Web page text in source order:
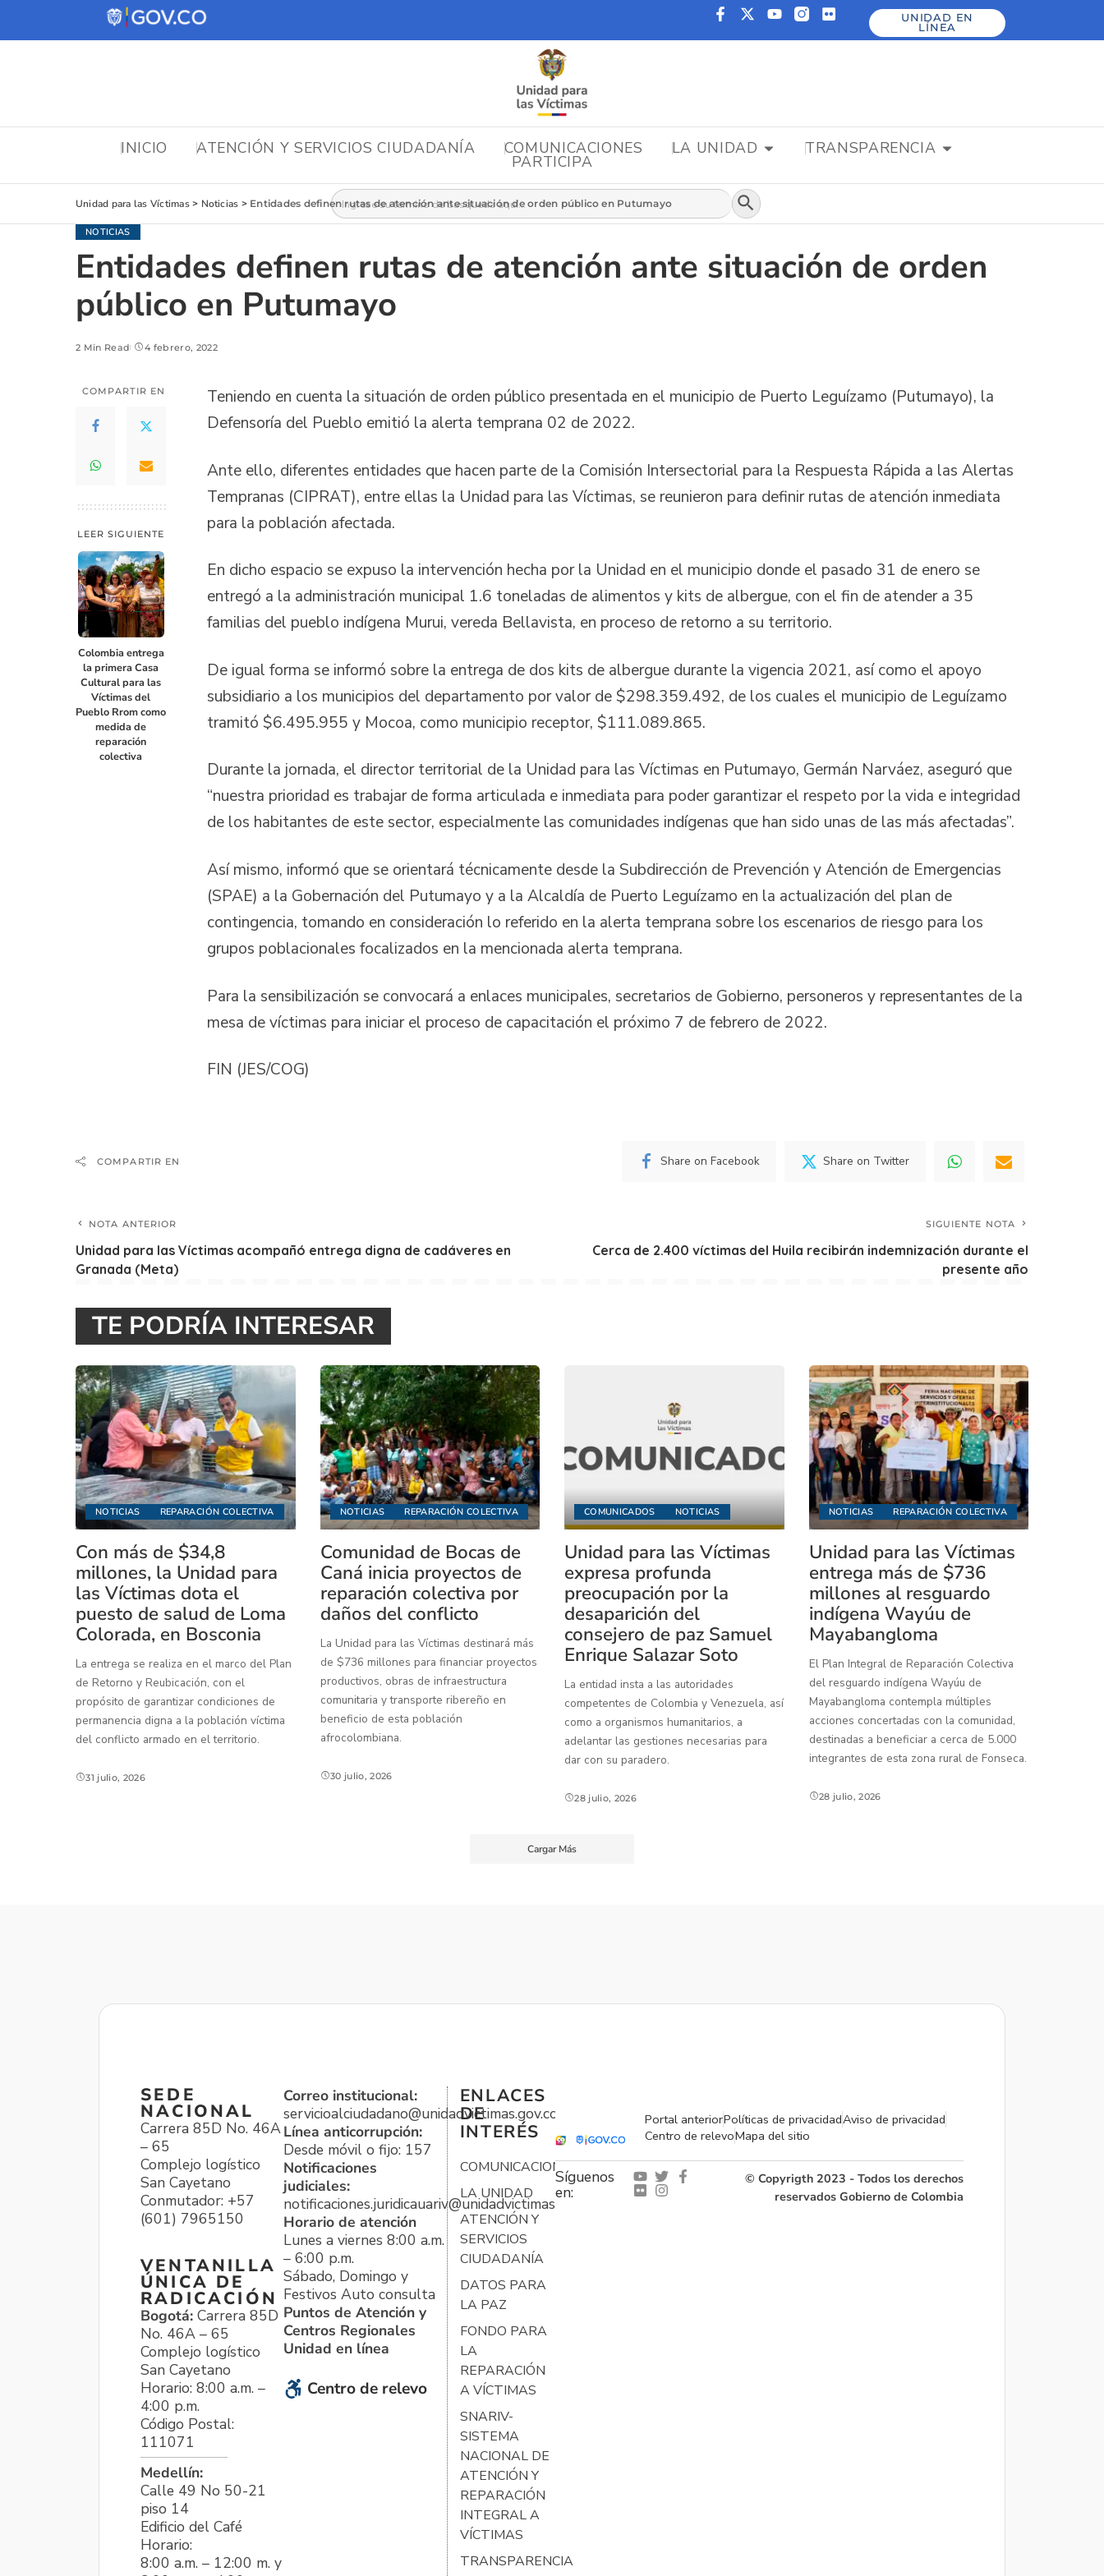
UNIDAD EN
LÍNEA
INICIO ATENCIÓN Y SERVICIOS CIUDADANÍA COMUNICACIONES LA UNIDAD TRANSPARENCIA
PARTICIPA
Buscar: Botón de búsqueda
Unidad para las Víctimas> Noticias > Entidades definen rutas de atención ante situación de orden público en Putumayo
NOTICIAS
Entidades definen rutas de atención ante situación de orden
público en Putumayo
2 Min Read 4 febrero, 2022
COMPARTIR EN
LEER SIGUIENTE
Colombia entrega
la primera Casa
Cultural para las
Víctimas del
Pueblo Rrom como
medida de
reparación
colectiva
Teniendo en cuenta la situación de orden público presentada en el municipio de Puerto Leguízamo (Putumayo), la
Defensoría del Pueblo emitió la alerta temprana 02 de 2022.
Ante ello, diferentes entidades que hacen parte de la Comisión Intersectorial para la Respuesta Rápida a las Alertas
Tempranas (CIPRAT), entre ellas la Unidad para las Víctimas, se reunieron para definir rutas de atención inmediata
para la población afectada.
En dicho espacio se expuso la intervención hecha por la Unidad en el municipio donde el pasado 31 de enero se
entregó a la administración municipal 1.6 toneladas de alimentos y kits de albergue, con el fin de atender a 35
familias del pueblo indígena Murui, vereda Bellavista, en proceso de retorno a su territorio.
De igual forma se informó sobre la entrega de dos kits de albergue durante la vigencia 2021, así como el apoyo
subsidiario a los municipios del departamento por valor de $298.359.492, de los cuales el municipio de Leguízamo
tramitó $6.495.955 y Mocoa, como municipio receptor, $111.089.865.
Durante la jornada, el director territorial de la Unidad para las Víctimas en Putumayo, Germán Narváez, aseguró que
“nuestra prioridad es trabajar de forma articulada e inmediata para poder garantizar el respeto por la vida e integridad
de los habitantes de este sector, especialmente las comunidades indígenas que han sido unas de las más afectadas”.
Así mismo, informó que se orientará técnicamente desde la Subdirección de Prevención y Atención de Emergencias
(SPAE) a la Gobernación del Putumayo y a la Alcaldía de Puerto Leguízamo en la actualización del plan de
contingencia, tomando en consideración lo referido en la alerta temprana sobre los escenarios de riesgo para los
grupos poblacionales focalizados en la mencionada alerta temprana.
Para la sensibilización se convocará a enlaces municipales, secretarios de Gobierno, personeros y representantes de la
mesa de víctimas para iniciar el proceso de capacitación el próximo 7 de febrero de 2022.
FIN (JES/COG)
COMPARTIR EN Share on Facebook Share on Twitter
NOTA ANTERIOR
Unidad para las Víctimas acompañó entrega digna de cadáveres en
Granada (Meta)
SIGUIENTE NOTA
Cerca de 2.400 víctimas del Huila recibirán indemnización durante el
presente año
TE PODRÍA INTERESAR
NOTICIAS REPARACIÓN COLECTIVA
Con más de $34,8
millones, la Unidad para
las Víctimas dota el
puesto de salud de Loma
Colorada, en Bosconia
La entrega se realiza en el marco del Plan
de Retorno y Reubicación, con el
propósito de garantizar condiciones de
permanencia digna a la población víctima
del conflicto armado en el territorio.
31 julio, 2026
NOTICIAS REPARACIÓN COLECTIVA
Comunidad de Bocas de
Caná inicia proyectos de
reparación colectiva por
daños del conflicto
La Unidad para las Víctimas destinará más
de $736 millones para financiar proyectos
productivos, obras de infraestructura
comunitaria y transporte ribereño en
beneficio de esta población
afrocolombiana.
30 julio, 2026
COMUNICADOS NOTICIAS
Unidad para las Víctimas
expresa profunda
preocupación por la
desaparición del
consejero de paz Samuel
Enrique Salazar Soto
La entidad insta a las autoridades
competentes de Colombia y Venezuela, así
como a organismos humanitarios, a
adelantar las gestiones necesarias para
dar con su paradero.
28 julio, 2026
NOTICIAS REPARACIÓN COLECTIVA
Unidad para las Víctimas
entrega más de $736
millones al resguardo
indígena Wayúu de
Mayabangloma
El Plan Integral de Reparación Colectiva
del resguardo indígena Wayúu de
Mayabangloma contempla múltiples
acciones concertadas con la comunidad,
destinadas a beneficiar a cerca de 5.000
integrantes de esta zona rural de Fonseca.
28 julio, 2026
Cargar Más
SEDE
NACIONAL
Carrera 85D No. 46A
– 65
Complejo logístico
San Cayetano
Conmutador: +57
(601) 7965150
VENTANILLA
ÚNICA DE
RADICACIÓN
Bogotá: Carrera 85D
No. 46A – 65
Complejo logístico
San Cayetano
Horario: 8:00 a.m. –
4:00 p.m.
Código Postal:
111071
Medellín:
Calle 49 No 50-21
piso 14
Edificio del Café
Horario:
8:00 a.m. – 12:00 m. y
Correo institucional:
servicioalciudadano@unidadvictimas.gov.co
Línea anticorrupción:
Desde móvil o fijo: 157
Notificaciones
judiciales:
notificaciones.juridicauariv@unidadvictimas.gov.co
Horario de atención
Lunes a viernes 8:00 a.m.
– 6:00 p.m.
Sábado, Domingo y
Festivos Auto consulta
Puntos de Atención y
Centros Regionales
Unidad en línea
Centro de relevo
ENLACES
DE
INTERÉS
COMUNICACIONES
LA UNIDAD
ATENCIÓN Y
SERVICIOS
CIUDADANÍA
DATOS PARA
LA PAZ
FONDO PARA
LA
REPARACIÓN
A VÍCTIMAS
SNARIV-
SISTEMA
NACIONAL DE
ATENCIÓN Y
REPARACIÓN
INTEGRAL A
VÍCTIMAS
TRANSPARENCIA
Portal anteriorPolíticas de privacidadAviso de privacidad
Centro de relevoMapa del sitio
Síguenos
en:
© Copyrigth 2023 - Todos los derechos
reservados Gobierno de Colombia